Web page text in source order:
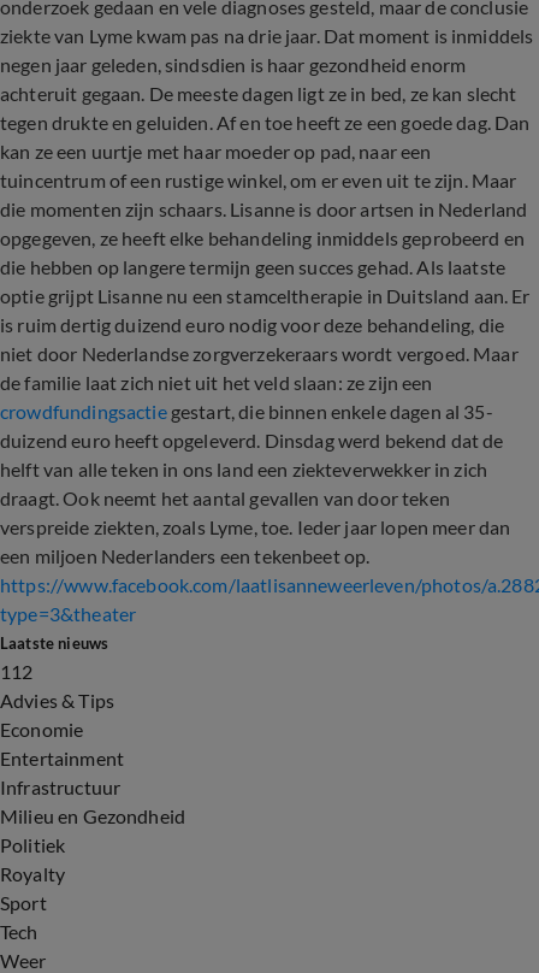
onderzoek gedaan en vele diagnoses gesteld, maar de conclusie
ziekte van Lyme kwam pas na drie jaar. Dat moment is inmiddels
negen jaar geleden, sindsdien is haar gezondheid enorm
achteruit gegaan. De meeste dagen ligt ze in bed, ze kan slecht
tegen drukte en geluiden. Af en toe heeft ze een goede dag. Dan
kan ze een uurtje met haar moeder op pad, naar een
tuincentrum of een rustige winkel, om er even uit te zijn. Maar
die momenten zijn schaars. Lisanne is door artsen in Nederland
opgegeven, ze heeft elke behandeling inmiddels geprobeerd en
die hebben op langere termijn geen succes gehad. Als laatste
optie grijpt Lisanne nu een stamceltherapie in Duitsland aan. Er
is ruim dertig duizend euro nodig voor deze behandeling, die
niet door Nederlandse zorgverzekeraars wordt vergoed. Maar
de familie laat zich niet uit het veld slaan: ze zijn een
crowdfundingsactiegestart, die binnen enkele dagen al 35-
duizend euro heeft opgeleverd. Dinsdag werd bekend dat de
helft van alle teken in ons land een ziekteverwekker in zich
draagt. Ook neemt het aantal gevallen van door teken
verspreide ziekten, zoals Lyme, toe. Ieder jaar lopen meer dan
een miljoen Nederlanders een tekenbeet op.
https://www.facebook.com/laatlisanneweerleven/photos/
type=3&theater
Laatste nieuws
112
Advies & Tips
Economie
Entertainment
Infrastructuur
Milieu en Gezondheid
Politiek
Royalty
Sport
Tech
Weer